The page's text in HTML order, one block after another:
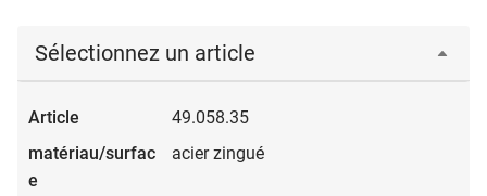
Sélectionnez un article
49.058.35
acier zingué